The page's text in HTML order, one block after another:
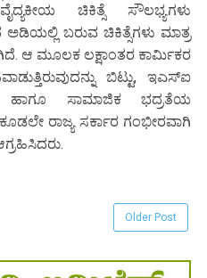
ಚಿಕಿತ್ಸೆ ಸೌಲಭ್ಯಗಳು
ಅಡಿಯಲ್ಲಿ ಬರುವ ಚಿಕಿತ್ಸೆಗಳು ಮಾತ್ರ
ಆ ಮೂಲಕ ಲಕ್ಷಾಂತರ ಕಾರ್ಮಿಕರ
ಬಿಟ್ಟು, ಇಎಸ್ಐ
ಹಾಗೂ ಸಾಮಾಜಿಕ ಭದ್ರತೆಯ
ರಾಜ್ಯ ಸರ್ಕಾರ ಗಂಭೀರವಾಗಿ
Older Post